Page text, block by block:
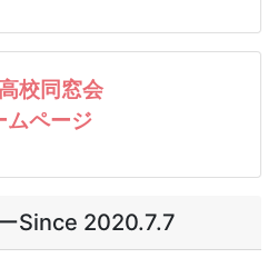
校同窓会
ムページ
Since 2020.7.7